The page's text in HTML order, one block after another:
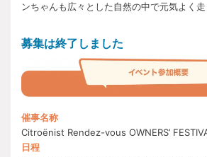
ンちゃんも広々とした自然の中で元気よく走
募集は終了しました
催事名称
Citroënist Rendez-vous OWNERS’
日程